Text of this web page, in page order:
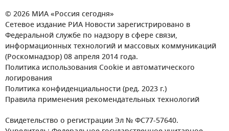
© 2026 МИА «Россия сегодня»
Сетевое издание РИА Новости зарегистрировано в
Федеральной службе по надзору в сфере связи,
информационных технологий и массовых коммуникаций
(Роскомнадзор) 08 апреля 2014 года.
Политика использования Cookie и автоматического
логирования
Политика конфиденциальности (ред. 2023 г.)
Правила применения рекомендательных технологий
Свидетельство о регистрации Эл № ФС77-57640.